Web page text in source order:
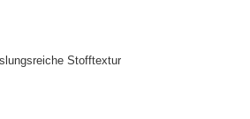
Stofftextur